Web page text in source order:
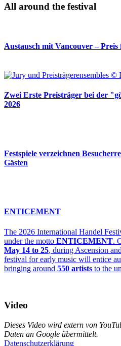
All around the festival
Austausch mit Vancouver –
Zwei Erste Preisträger bei der
2026
Fest­spiele verzeichnen
Gästen
ENTICEMENT
The 2026 International Handel
under the motto ENTICEMENT.
May 14 to 25, during Ascension
festival for early music will entice
bringing around 550 artists to the
Video
Dieses Video wird extern von
Daten an Google übermittelt.
Datenschutzerklärung